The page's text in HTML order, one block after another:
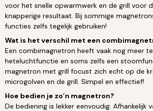
voor het snelle opwarmwerk en de grill voor
knapperige resultaat. Bij sommige
functies zelfs tegelijk gebruiken!
Wat is het verschil met een
Een combimagnetron heeft vaak nog meer
heteluchtfunctie en soms zelfs een
magnetron met grill focust zich echt op de
microgolven en de grill. Simpel en effectief!
Hoe bedien je zo’n magnetron?
De bediening is lekker eenvoudig. Afhankelijk